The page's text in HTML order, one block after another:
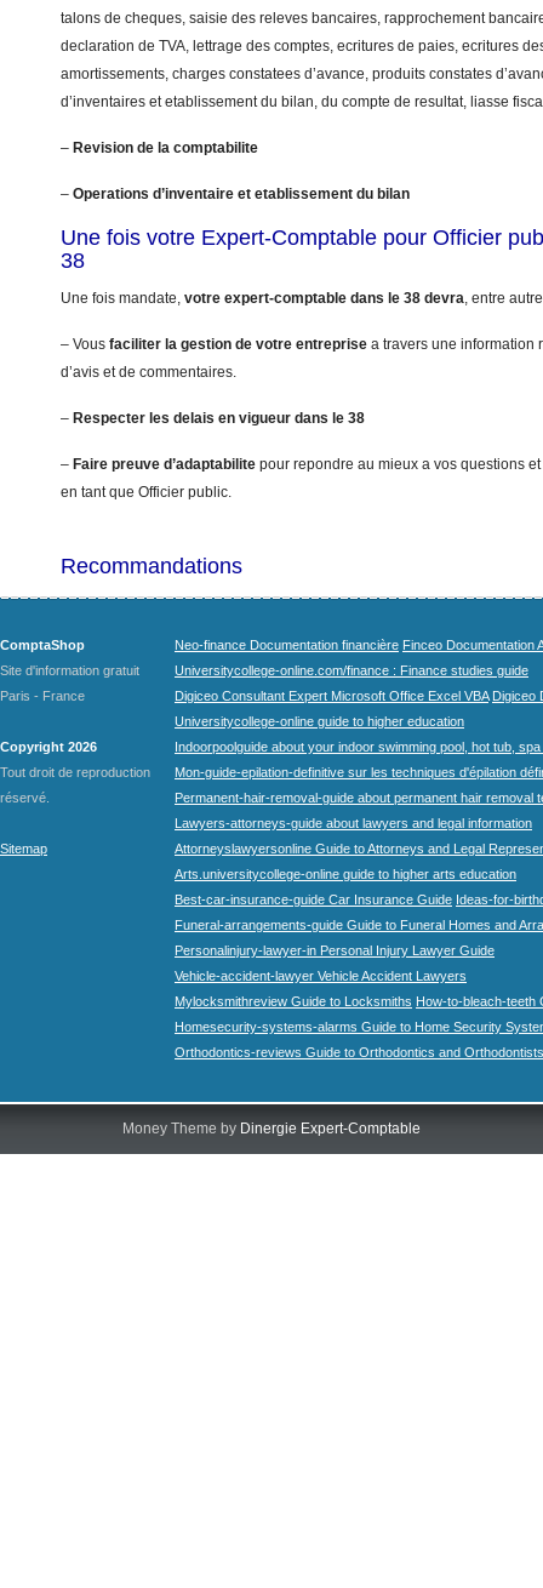
talons de cheques, saisie des releves bancaires, rapprochement
declaration de TVA, lettrage des comptes, ecritures de paies, ecritures
amortissements, charges constatees d’avance, produits constates
d’inventaires et etablissement du bilan, du compte de resultat, liasse
– Revision de la comptabilite
– Operations d’inventaire et etablissement du bilan
Une fois votre Expert-Comptable pour Officier
38
Une fois mandate, votre expert-comptable dans le 38 devra, entre
– Vous faciliter la gestion de votre entreprise a travers une information
d’avis et de commentaires.
– Respecter les delais en vigueur dans le 38
– Faire preuve d’adaptabilite pour repondre au mieux a vos questions
en tant que Officier public.
Recommandations
ComptaShop
Site d'information gratuit
Paris - France
Copyright 2026
Tout droit de reproduction
réservé.
Sitemap
Neo-finance Documentation financière Finceo Documentation
Universitycollege-online.com/finance : Finance studies guide
Digiceo Consultant Expert Microsoft Office Excel VBA Digiceo
Universitycollege-online guide to higher education
Indoorpoolguide about your indoor swimming pool, hot tub,
Mon-guide-epilation-definitive sur les techniques d'épilation
Permanent-hair-removal-guide about permanent hair removal
Lawyers-attorneys-guide about lawyers and legal information
Attorneyslawyersonline Guide to Attorneys and Legal
Arts.universitycollege-online guide to higher arts education
Best-car-insurance-guide Car Insurance Guide Ideas-for-
Funeral-arrangements-guide Guide to Funeral Homes and
Personalinjury-lawyer-in Personal Injury Lawyer Guide
Vehicle-accident-lawyer Vehicle Accident Lawyers
Mylocksmithreview Guide to Locksmiths How-to-bleach-teeth
Homesecurity-systems-alarms Guide to Home Security
Orthodontics-reviews Guide to Orthodontics and Orthodontists
Money Theme by Dinergie Expert-Comptable